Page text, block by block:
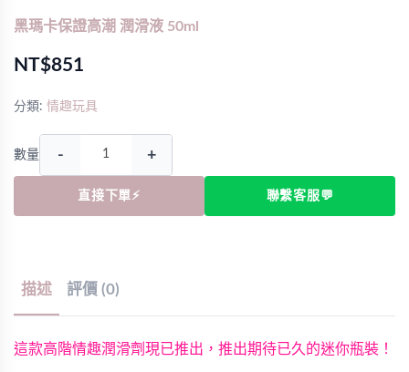
黑瑪卡保證高潮 潤滑液 50ml
NT$851
分類: 情趣玩具
數量 - +
直接下單⚡ 聯繫客服💬
描述 評價 (0)
這款高階情趣潤滑劑現已推出，推出期待已久的迷你瓶裝！